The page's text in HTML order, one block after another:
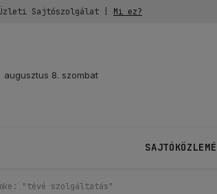
Sajtószolgálat | Mi ez?
augusztus 8. szombat
"tévé szolgáltatás"